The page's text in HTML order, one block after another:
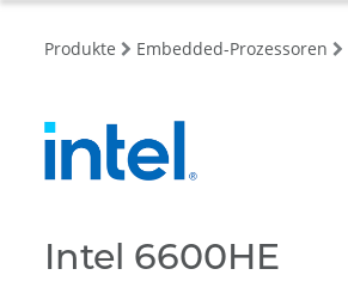
Produkte Embedded-Prozessoren
Intel 6600HE